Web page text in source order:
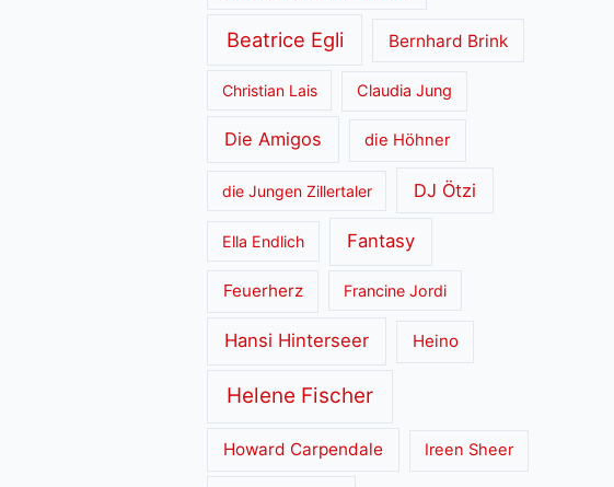
Beatrice Egli Bernhard Brink
Christian Lais Claudia Jung
Die Amigos die Höhner
die Jungen Zillertaler DJ Ötzi
Ella Endlich Fantasy
Feuerherz Francine Jordi
Hansi Hinterseer Heino
Helene Fischer
Howard Carpendale Ireen Sheer